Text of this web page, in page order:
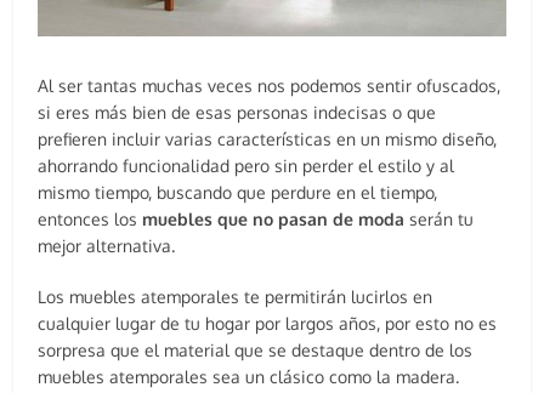
Al ser tantas muchas veces nos podemos sentir ofuscados,
si eres más bien de esas personas indecisas o que
prefieren incluir varias características en un mismo diseño,
ahorrando funcionalidad pero sin perder el estilo y al
mismo tiempo, buscando que perdure en el tiempo,
entonces los muebles que no pasan de moda serán tu
mejor alternativa.
Los muebles atemporales te permitirán lucirlos en
cualquier lugar de tu hogar por largos años, por esto no es
sorpresa que el material que se destaque dentro de los
muebles atemporales sea un clásico como la madera.